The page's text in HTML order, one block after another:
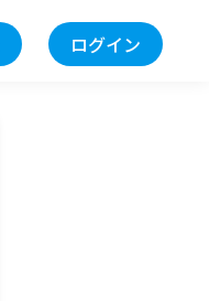
ログイン